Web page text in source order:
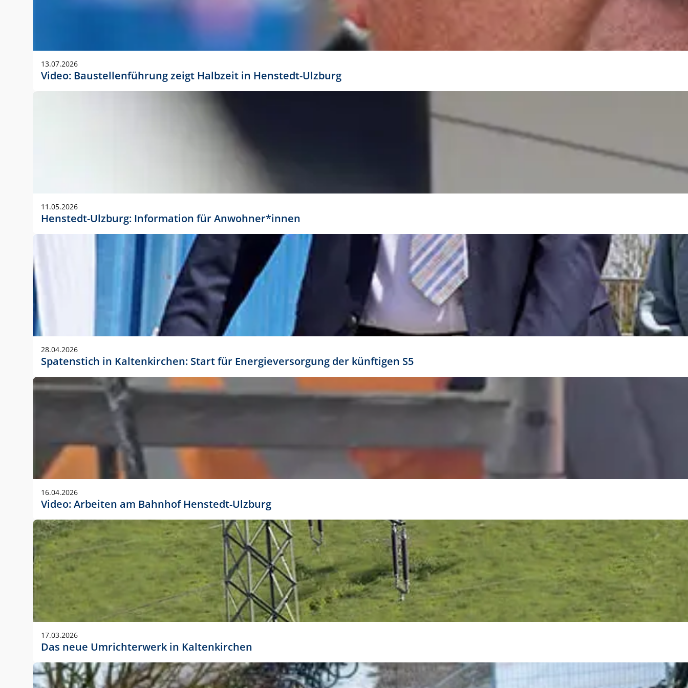
Anwendungsgröße im Layout:
Die Logohöhe beträgt 4 – 10 % der jeweiligen Formathöhe. Daraus ergeben sich für gängige Formate
folgende fest definierte Anwendungsgrößen im Layout:
DIN A3 – 15 mm hoch (5 %)
DIN A1 – 39 mm hoch (5 %)
DIN lang – 10 mm hoch (5 %)
1080 x 1080 px – 78 px hoch (7 %)
In Ausnahmefällen darf das Logo jedoch auch größer oder kleiner gesetzt werden. Dazu bedarf es jedoch
stets der vorherigen Absprache mit der Marketingabteilung.
13.07.2026
Video: Baustellenführung zeigt Halbzeit in Henstedt-Ulzburg
11.05.2026
Henstedt-Ulzburg: Information für Anwohner*innen
28.04.2026
Spatenstich in Kaltenkirchen: Start für Energieversorgung der künftigen S5
16.04.2026
Video: Arbeiten am Bahnhof Henstedt-Ulzburg
17.03.2026
Das neue Umrichterwerk in Kaltenkirchen